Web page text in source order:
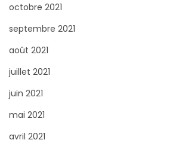
octobre 2021
septembre 2021
août 2021
juillet 2021
juin 2021
mai 2021
avril 2021